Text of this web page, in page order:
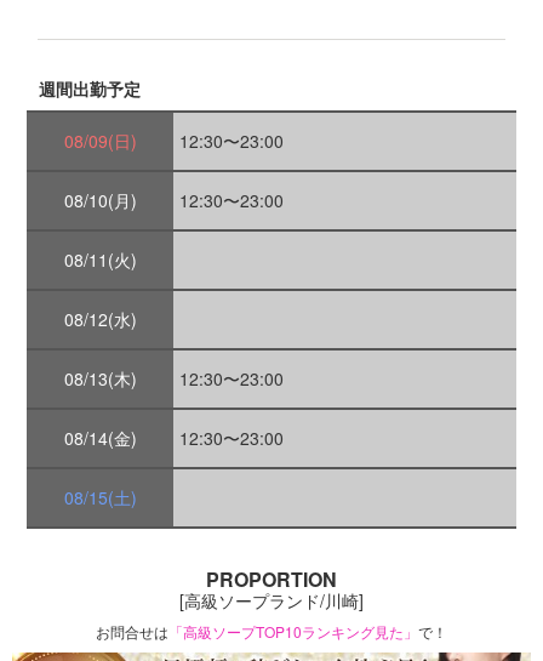
週間出勤予定
08/09(日) 12:30〜23:00
08/10(月) 12:30〜23:00
08/11(火)
08/12(水)
08/13(木) 12:30〜23:00
08/14(金) 12:30〜23:00
08/15(土)
PROPORTION
[高級ソープランド/川崎]
お問合せは 「高級ソープTOP10ランキング見た」 で！